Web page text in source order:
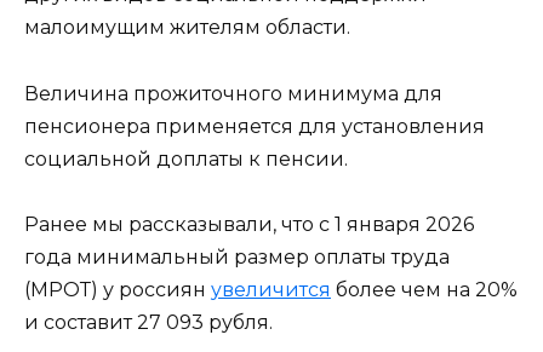
малоимущим жителям области.
Величина прожиточного минимума для
пенсионера применяется для установления
социальной доплаты к пенсии.
Ранее мы рассказывали, что с 1 января 2026
года минимальный размер оплаты труда
(МРОТ) у россиян увеличится более чем на 20%
и составит 27 093 рубля.